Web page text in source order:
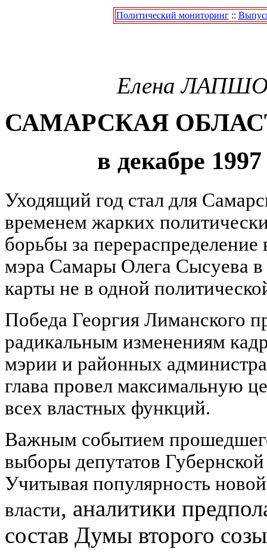
Политический мониторинг::
Елена
САМАРСКАЯ
в декабре 1997
Уходящий год стал для
временем жарких
борьбы за перераспределение
мэра Самары Олега Сысуева
карты не в одной
Победа Георгия Лиманского
радикальным изменениям
мэрии и районных
глава провел максимальную
всех властных функций.
Важным событием
выборы депутатов
Учитывая популярность
власти, аналитики
состав Думы второго